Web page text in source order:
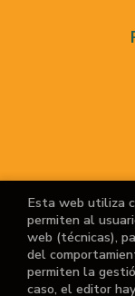
Esta web utiliza
permiten al
web (técnicas),
del
permiten la
caso, el editor